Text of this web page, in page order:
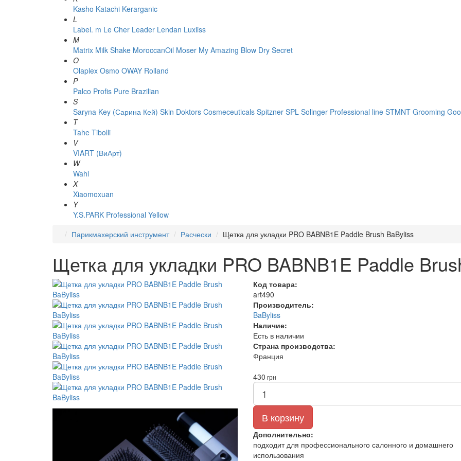
Kasho Katachi Kerarganic
L
Label. m Le Cher Leader Lendan Luxliss
M
Matrix Milk Shake MoroccanOil Moser My Amazing Blow Dry Secret
O
Olaplex Osmo OWAY Rolland
P
Palco Profis Pure Brazilian
S
Saryna Key (Сарина Кей) Skin Doktors Cosmeceuticals Spitzner SPL Solinger Professional line STMNT Grooming
T
Tahe Tibolli
V
VIART (ВиАрт)
W
Wahl
X
Xiaomoxuan
Y
Y.S.PARK Professional Yellow
Парикмахерский инструмент
Расчески Щетка для укладки PRO BABNB1E Paddle Brush BaByliss
Щетка для укладки PRO BABNB1E Paddle
Код товара:
art490
Производитель:
BaByliss
Наличие:
Есть в наличии
Страна производства:
Франция
430 грн
В корзину
Дополнительно:
подходит для профессионального салонного и домашнего
использования